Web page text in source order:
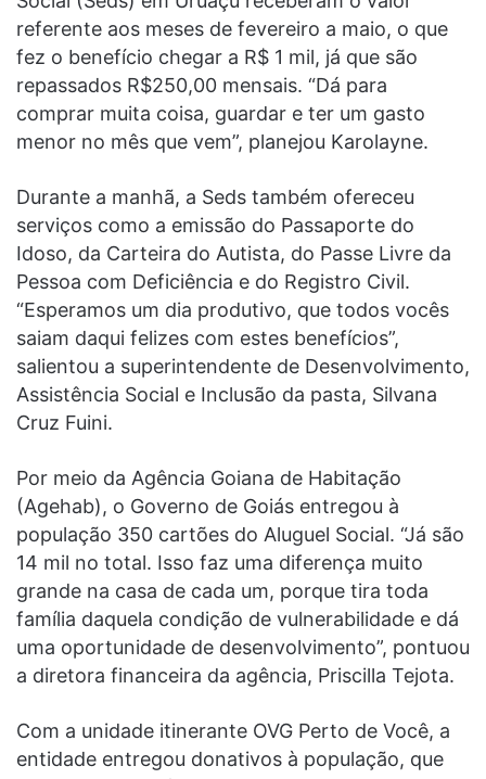
referente aos meses de fevereiro a maio, o que
fez o benefício chegar a R$ 1 mil, já que são
repassados R$250,00 mensais. “Dá para
comprar muita coisa, guardar e ter um gasto
menor no mês que vem”, planejou Karolayne.
Durante a manhã, a Seds também ofereceu
serviços como a emissão do Passaporte do
Idoso, da Carteira do Autista, do Passe Livre da
Pessoa com Deficiência e do Registro Civil.
“Esperamos um dia produtivo, que todos vocês
saiam daqui felizes com estes benefícios”,
salientou a superintendente de Desenvolvimento,
Assistência Social e Inclusão da pasta, Silvana
Cruz Fuini.
Por meio da Agência Goiana de Habitação
(Agehab), o Governo de Goiás entregou à
população 350 cartões do Aluguel Social. “Já são
14 mil no total. Isso faz uma diferença muito
grande na casa de cada um, porque tira toda
família daquela condição de vulnerabilidade e dá
uma oportunidade de desenvolvimento”, pontuou
a diretora financeira da agência, Priscilla Tejota.
Com a unidade itinerante OVG Perto de Você, a
entidade entregou donativos à população, que